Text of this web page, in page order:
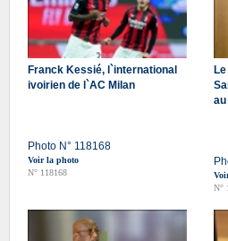
Franck Kessié, l`international
ivoirien de l`AC Milan
Photo N° 118168
Voir la photo
N° 118168
au
N°